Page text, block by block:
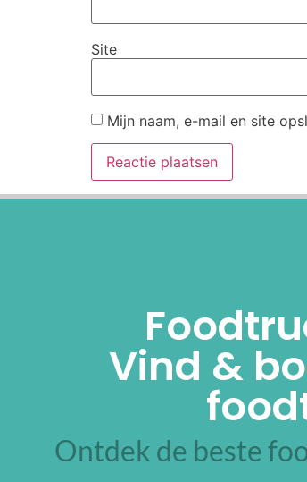
Site
Mijn naam, e-mail en site
Vind &
Ontdek de beste